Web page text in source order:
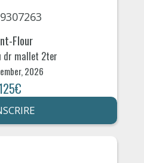
Flour
dr mallet 2ter
2026